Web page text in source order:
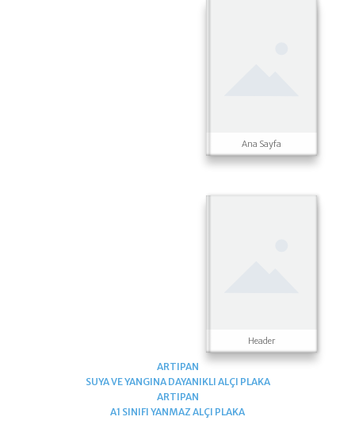
Ana Sayfa
Header
ARTIPAN
SUYA VE YANGINA DAYANIKLI ALÇI PLAKA
ARTIPAN
A1 SINIFI YANMAZ ALÇI PLAKA